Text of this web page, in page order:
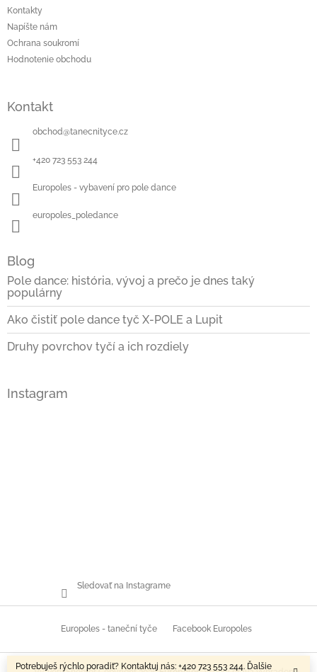
Potrebuješ rýchlo poradiť? Kontaktuj nás: +420 723 553 244. Ďalšie
Kontakty
Napíšte nám
Ochrana soukromí
Hodnotenie obchodu
Kontakt
obchod@tanecnityce.cz
+420 723 553 244
Europoles - vybavení pro pole dance
europoles_poledance
Blog
Pole dance: história, vývoj a prečo je dnes taký
populárny
Ako čistiť pole dance tyč X-POLE a Lupit
Druhy povrchov tyčí a ich rozdiely
Instagram
Sledovať na Instagrame
Europoles - taneční tyče Facebook Europoles